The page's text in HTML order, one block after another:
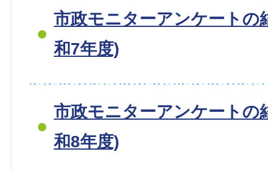
市政モニターアンケートの
和7年度)
市政モニターアンケートの
和8年度)